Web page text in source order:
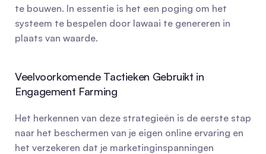
te bouwen. In essentie is het een poging om het
systeem te bespelen door lawaai te genereren in
plaats van waarde.
Veelvoorkomende Tactieken Gebruikt in
Engagement Farming
Het herkennen van deze strategieën is de eerste stap
naar het beschermen van je eigen online ervaring en
het verzekeren dat je marketinginspanningen